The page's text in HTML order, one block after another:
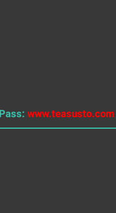
www.teasusto.com